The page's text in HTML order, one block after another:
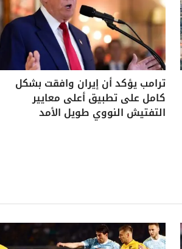
ترامب يؤكد أن إيران وافقت بشكل
كامل على تطبيق أعلى معايير
التفتيش النووي طويل الأمد